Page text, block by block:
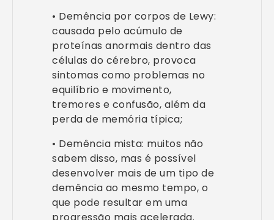
• Demência por corpos de Lewy:
causada pelo acúmulo de
proteínas anormais dentro das
células do cérebro, provoca
sintomas como problemas no
equilíbrio e movimento,
tremores e confusão, além da
perda de memória típica;
• Demência mista: muitos não
sabem disso, mas é possível
desenvolver mais de um tipo de
demência ao mesmo tempo, o
que pode resultar em uma